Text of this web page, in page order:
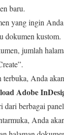
baru.
yang ingin
dokumen kustom.
jumlah
terbuka, Anda
Adobe
dari berbagai
Anda